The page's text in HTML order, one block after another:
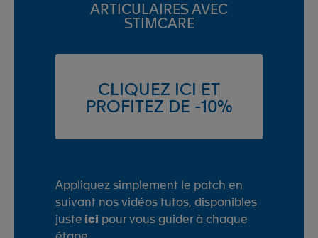
ARTICULAIRES AVEC
STIMCARE
CLIQUEZ ICI ET
PROFITEZ DE -10%
Appliquez simplement le patch en
suivant nos vidéos tutos, disponibles
juste ici pour vous guider à chaque